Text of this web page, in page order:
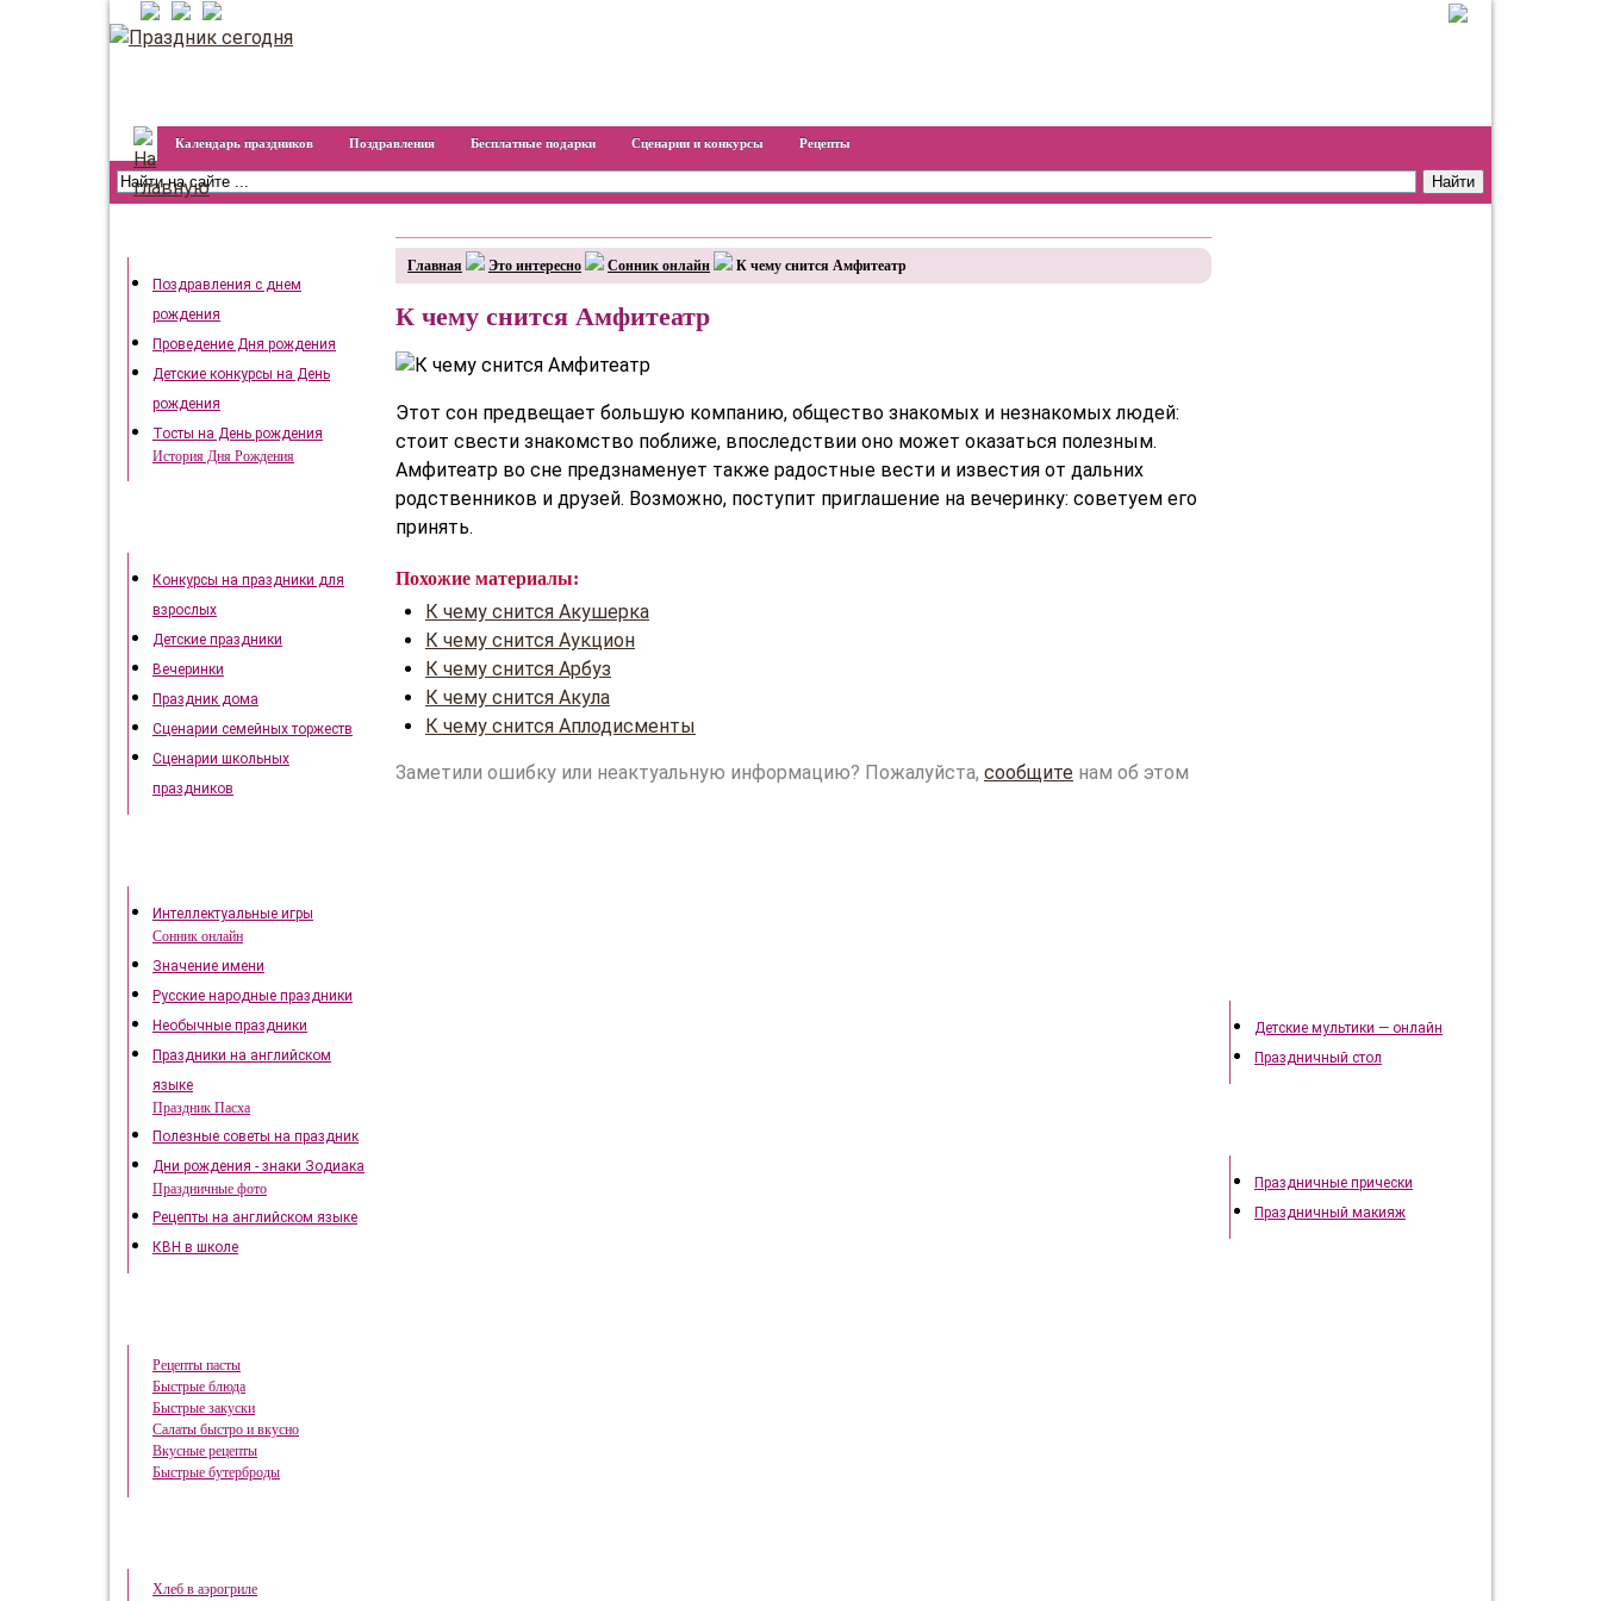
Календарь праздников Поздравления Бесплатные подарки Сценарии и конкурсы Рецепты
Главная Это интересно Сонник онлайн К чему снится Амфитеатр
К чему снится Амфитеатр
Этот сон предвещает большую компанию, общество знакомых и незнакомых людей:
стоит свести знакомство поближе, впоследствии оно может оказаться полезным.
Амфитеатр во сне предзнаменует также радостные вести и известия от дальних
родственников и друзей. Возможно, поступит приглашение на вечеринку: советуем его
принять.
Похожие материалы:
К чему снится Акушерка
К чему снится Аукцион
К чему снится Арбуз
К чему снится Акула
К чему снится Аплодисменты
Заметили ошибку или неактуальную информацию? Пожалуйста, сообщите нам об этом
Поздравления с днем
рождения
Проведение Дня рождения
Детские конкурсы на День
рождения
Тосты на День рождения
История Дня Рождения
Конкурсы на праздники для
взрослых
Детские праздники
Вечеринки
Праздник дома
Сценарии семейных торжеств
Сценарии школьных
праздников
Интеллектуальные игры
Сонник онлайн
Значение имени
Русские народные праздники
Необычные праздники
Праздники на английском
языке
Праздник Пасха
Полезные советы на праздник
Дни рождения - знаки Зодиака
Праздничные фото
Рецепты на английском языке
КВН в школе
Рецепты пасты
Быстрые блюда
Быстрые закуски
Салаты быстро и вкусно
Вкусные рецепты
Быстрые бутерброды
Хлеб в аэрогриле
Детские мультики — онлайн
Праздничный стол
Праздничные прически
Праздничный макияж